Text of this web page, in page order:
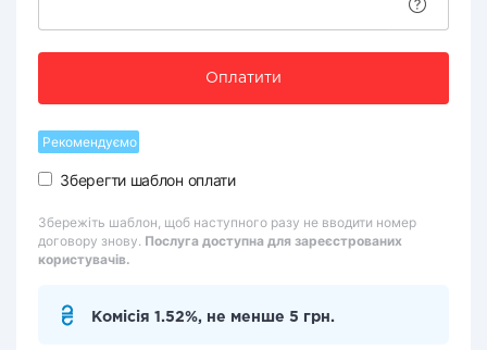
Оплатити
Рекомендуємо
Зберегти шаблон оплати
Збережіть шаблон, щоб наступного разу не вводити номер
договору знову. Послуга доступна для зареєстрованих
користувачів.
Комісія 1.52%, не менше 5 грн.